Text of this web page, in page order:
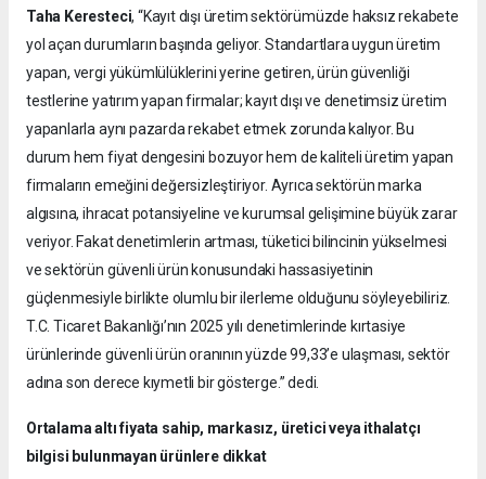
Taha Keresteci, “Kayıt dışı üretim sektörümüzde haksız rekabete
yol açan durumların başında geliyor. Standartlara uygun üretim
yapan, vergi yükümlülüklerini yerine getiren, ürün güvenliği
testlerine yatırım yapan firmalar; kayıt dışı ve denetimsiz üretim
yapanlarla aynı pazarda rekabet etmek zorunda kalıyor. Bu
durum hem fiyat dengesini bozuyor hem de kaliteli üretim yapan
firmaların emeğini değersizleştiriyor. Ayrıca sektörün marka
algısına, ihracat potansiyeline ve kurumsal gelişimine büyük zarar
veriyor. Fakat denetimlerin artması, tüketici bilincinin yükselmesi
ve sektörün güvenli ürün konusundaki hassasiyetinin
güçlenmesiyle birlikte olumlu bir ilerleme olduğunu söyleyebiliriz.
T.C. Ticaret Bakanlığı’nın 2025 yılı denetimlerinde kırtasiye
ürünlerinde güvenli ürün oranının yüzde 99,33’e ulaşması, sektör
adına son derece kıymetli bir gösterge.” dedi.
Ortalama altı fiyata sahip, markasız, üretici veya ithalatçı
bilgisi bulunmayan ürünlere dikkat